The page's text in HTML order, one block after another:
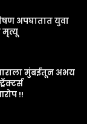
अपघातात युवा
मृत्यू
मुंबईतून अभय
!!